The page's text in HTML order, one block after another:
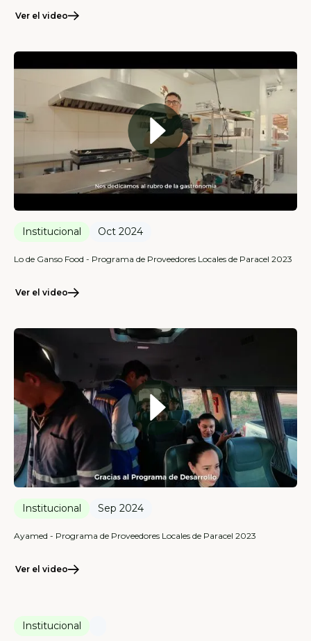
Ver el video
Institucional Oct 2024
Lo de Ganso Food - Programa de Proveedores Locales de Paracel 2023
Ver el video
Institucional Sep 2024
Ayamed - Programa de Proveedores Locales de Paracel 2023
Ver el video
Institucional